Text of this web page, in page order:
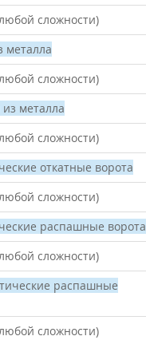
сложности)
металла
сложности)
металла
сложности)
откатные ворота
сложности)
распашные ворота
сложности)
распашные
сложности)